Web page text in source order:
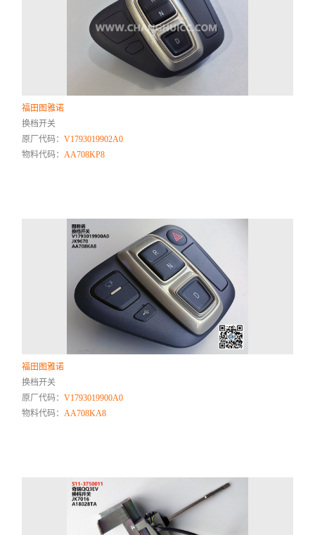
福田图雅诺
换档开关
原厂代码：V1793019902A0
物料代码：AA708KP8
福田图雅诺
换档开关
原厂代码：V1793019900A0
物料代码： AA708KA8